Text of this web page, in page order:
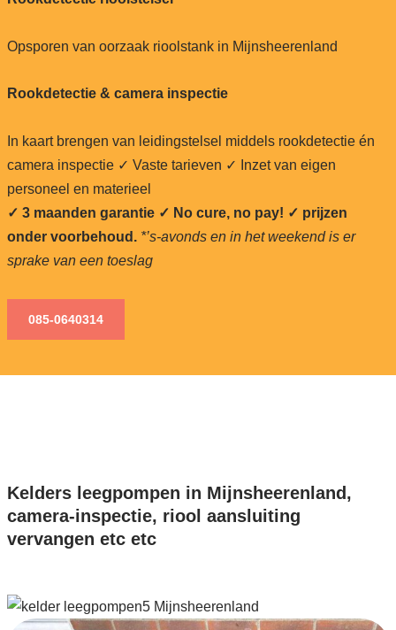
Opsporen van oorzaak rioolstank in Mijnsheerenland
Rookdetectie & camera inspectie
In kaart brengen van leidingstelsel middels rookdetectie én
camera inspectie ✓ Vaste tarieven ✓ Inzet van eigen
personeel en materieel
✓ 3 maanden garantie ✓ No cure, no pay! ✓ prijzen
onder voorbehoud. *’s-avonds en in het weekend is er
sprake van een toeslag
085-0640314
Kelders leegpompen in Mijnsheerenland,
camera-inspectie, riool aansluiting
vervangen etc etc